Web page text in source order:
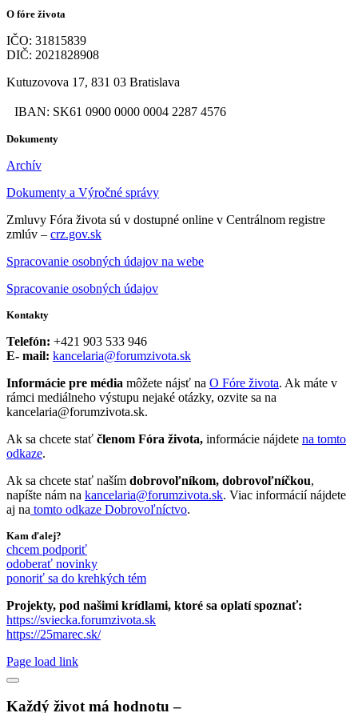
O fóre života
IČO: 31815839
DIČ: 2021828908
Kutuzovova 17, 831 03 Bratislava
IBAN: SK61 0900 0000 0004 2287 4576
Dokumenty
Archív
Dokumenty a Výročné správy
Zmluvy Fóra života sú v dostupné online v Centrálnom registre
zmlúv – crz.gov.sk
Spracovanie osobných údajov na webe
Spracovanie osobných údajov
Kontakty
Telefón: +421 903 533 946
E- mail: kancelaria@forumzivota.sk
Informácie pre média môžete nájsť na O Fóre života. Ak máte v
rámci mediálneho výstupu nejaké otázky, ozvite sa na
kancelaria@forumzivota.sk.
Ak sa chcete stať členom Fóra života, informácie nájdete na tomto
odkaze.
Ak sa chcete stať naším dobrovoľníkom, dobrovoľníčkou,
napíšte nám na kancelaria@forumzivota.sk. Viac informácií nájdete
aj na tomto odkaze Dobrovoľníctvo.
Kam ďalej?
chcem podporiť
odoberať novinky
ponoriť sa do krehkých tém
Projekty, pod našimi krídlami, ktoré sa oplatí spoznať:
https://sviecka.forumzivota.sk
https://25marec.sk/
Page load link
Každý život má hodnotu –